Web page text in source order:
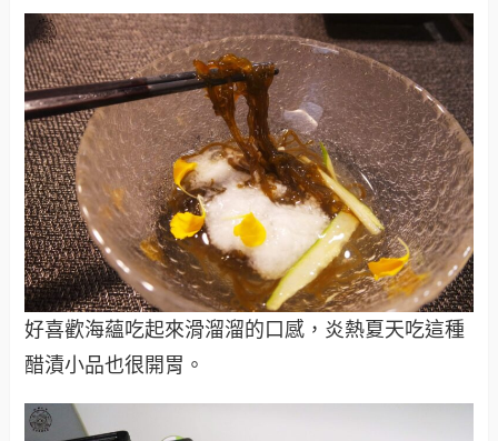
好喜歡海蘊吃起來滑溜溜的口感，炎熱夏天吃這種
醋漬小品也很開胃。